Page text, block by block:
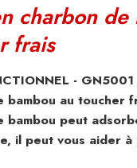
charbon
frais
-
bambou au toucher
bambou peut
il peut vous aider